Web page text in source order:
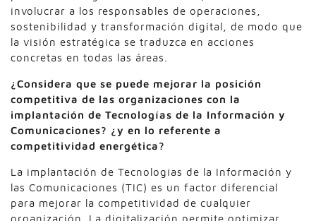
involucrar a los responsables de operaciones,
sostenibilidad y transformación digital, de modo que
la visión estratégica se traduzca en acciones
concretas en todas las áreas.
¿Considera que se puede mejorar la posición
competitiva de las organizaciones con la
implantación de Tecnologías de la Información y
Comunicaciones? ¿y en lo referente a
competitividad energética?
La implantación de Tecnologías de la Información y
las Comunicaciones (TIC) es un factor diferencial
para mejorar la competitividad de cualquier